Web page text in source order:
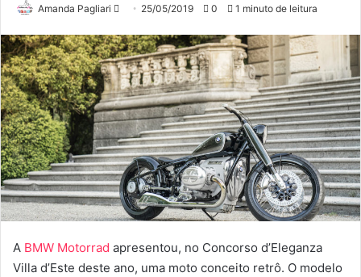
Amanda Pagliari
Mande
e-
mail
25/05/2019 0 1 minuto de leitura
A BMW Motorrad apresentou, no Concorso d’Eleganza
Villa d’Este deste ano, uma moto conceito retrô. O modelo